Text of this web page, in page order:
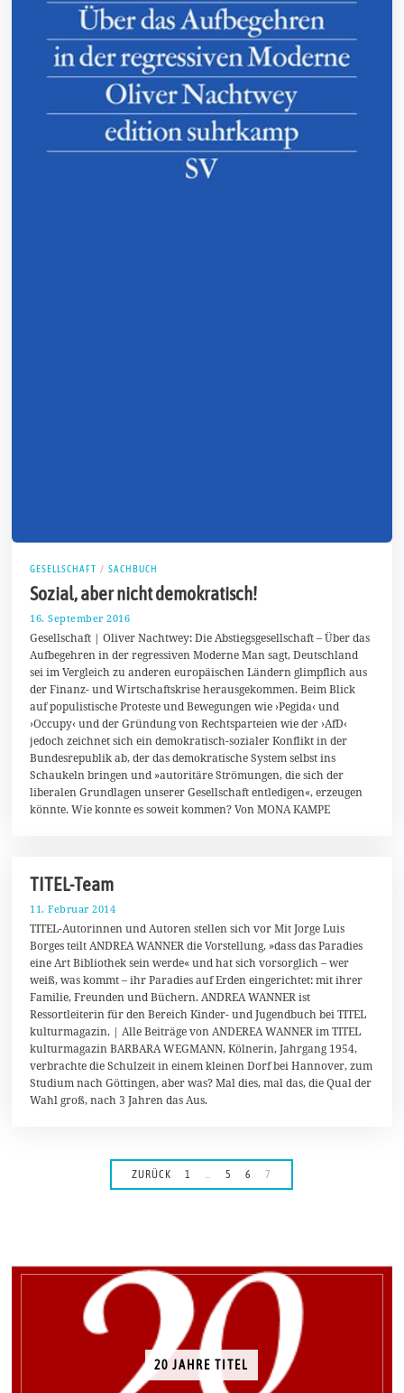
GESELLSCHAFT / SACHBUCH
Sozial, aber nicht demokratisch!
16. September 2016
.
S
e
p
e
m
b
e
r
2
0
1
Gesellschaft | Oliver Nachtwey: Die Abstiegsgesellschaft – Über das
Aufbegehren in der regressiven Moderne Man sagt, Deutschland
sei im Vergleich zu anderen europäischen Ländern glimpflich aus
der Finanz- und Wirtschaftskrise herausgekommen. Beim Blick
auf populistische Proteste und Bewegungen wie ›Pegida‹ und
›Occupy‹ und der Gründung von Rechtsparteien wie der ›AfD‹
jedoch zeichnet sich ein demokratisch-sozialer Konflikt in der
Bundesrepublik ab, der das demokratische System selbst ins
Schaukeln bringen und »autoritäre Strömungen, die sich der
liberalen Grundlagen unserer Gesellschaft entledigen«, erzeugen
könnte. Wie konnte es soweit kommen? Von MONA KAMPE
TITEL-Team
11. Februar 2014
A
p
r
i
2
0
2
5
TITEL-Autorinnen und Autoren stellen sich vor Mit Jorge Luis
Borges teilt ANDREA WANNER die Vorstellung, »dass das Paradies
eine Art Bibliothek sein werde« und hat sich vorsorglich – wer
weiß, was kommt – ihr Paradies auf Erden eingerichtet: mit ihrer
Familie, Freunden und Büchern. ANDREA WANNER ist
Ressortleiterin für den Bereich Kinder- und Jugendbuch bei TITEL
kulturmagazin. | Alle Beiträge von ANDEREA WANNER im TITEL
kulturmagazin BARBARA WEGMANN, Kölnerin, Jahrgang 1954,
verbrachte die Schulzeit in einem kleinen Dorf bei Hannover, zum
Studium nach Göttingen, aber was? Mal dies, mal das, die Qual der
Wahl groß, nach 3 Jahren das Aus.
ZURÜCK 1 … 5 6 7
20 JAHRE TITEL